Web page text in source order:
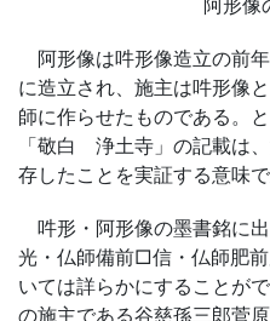
阿形像は吽形像造立の前
に造立され、施主は吽形像
師に作らせたものである。
「敬白 浄土寺」の記載は
存したことを実証する意味で
吽形・阿形像の墨書銘に
光・仏師備前□信・仏師肥
いては詳らかにすることが
の施主である谷慈孫三郎菅